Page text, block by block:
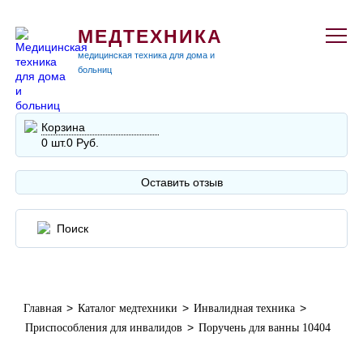
МЕДТЕХНИКА
медицинская техника для дома и
больниц
Корзина
0 шт.0 Руб.
Оставить отзыв
Главная > Каталог медтехники > Инвалидная техника >
Приспособления для инвалидов > Поручень для ванны 10404